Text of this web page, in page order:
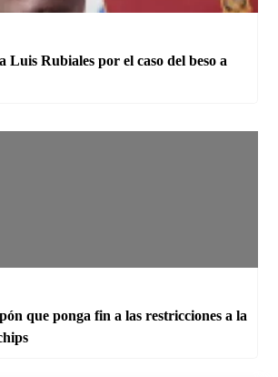
Luis Rubiales por el caso del beso a
que ponga fin a las restricciones a la